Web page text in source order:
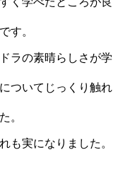
す。
ラの素晴らしさが学
ついてじっくり触れ
。
も実になりました。